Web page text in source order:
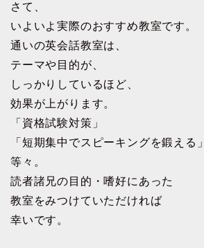
さて、
いよいよ実際のおすすめ教室です。
通いの英会話教室は、
テーマや目的が、
しっかりしているほど、
効果が上がります。
「資格試験対策」
「短期集中でスピーキングを鍛える」
等々。
読者諸兄の目的・嗜好にあった
教室をみつけていただければ
幸いです。